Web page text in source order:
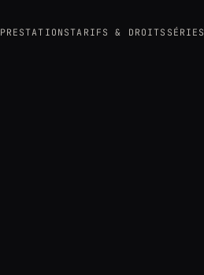
PRESTATIONSTARIFS & DROITS SÉRIES